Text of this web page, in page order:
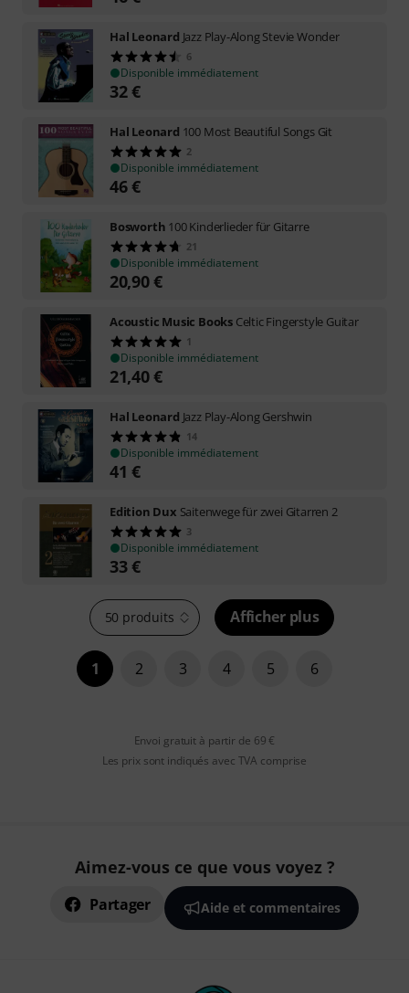
Hal Leonard Jazz Play-Along Stevie Wonder
6
Disponible immédiatement
32€
Hal Leonard 100 Most Beautiful Songs Git
2
Disponible immédiatement
46€
Bosworth 100 Kinderlieder für Gitarre
21
Disponible immédiatement
20,90€
Acoustic Music Books Celtic Fingerstyle Guitar
1
Disponible immédiatement
21,40€
Hal Leonard Jazz Play-Along Gershwin
14
Disponible immédiatement
41 €
Edition Dux Saitenwege für zwei Gitarren 2
3
Disponible immédiatement
33€
50 produits Afficher plus
1 2 3 4 5 6
Envoi gratuit à partir de 69 €
Les prix sont indiqués avec TVA comprise
Aimez-vous ce que vous voyez ?
Partager Aide et commentaires